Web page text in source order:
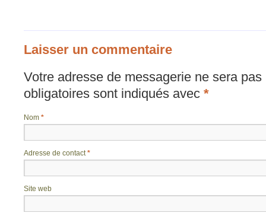
Laisser un commentaire
Votre adresse de messagerie ne sera pas
obligatoires sont indiqués avec *
Nom *
Adresse de contact*
Site web